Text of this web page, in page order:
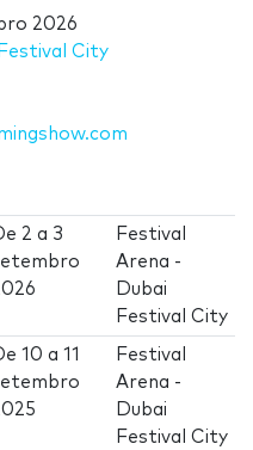
2026
City
2 a 3
Festival
Arena -
Dubai
Festival City
10 a11
Festival
Arena -
Dubai
Festival City